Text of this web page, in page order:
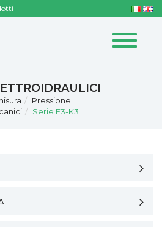
Toggle
Pressione
Serie F3-K3